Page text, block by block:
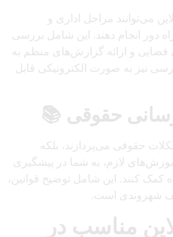
می‌توانند مراحل اداری و
دور انجام دهند. این شامل بررسی
قضایی و ارائه گزارش‌های منظم به
نیز به صورت الکترونیکی قابل
حقوقی 📚
حقوقی می‌پردازند، بلکه
آموزش‌های لازم، به شما در پیشگیری
کمک کنند. این شامل توضیح قوانین،
شهروندی است.
مناسب در